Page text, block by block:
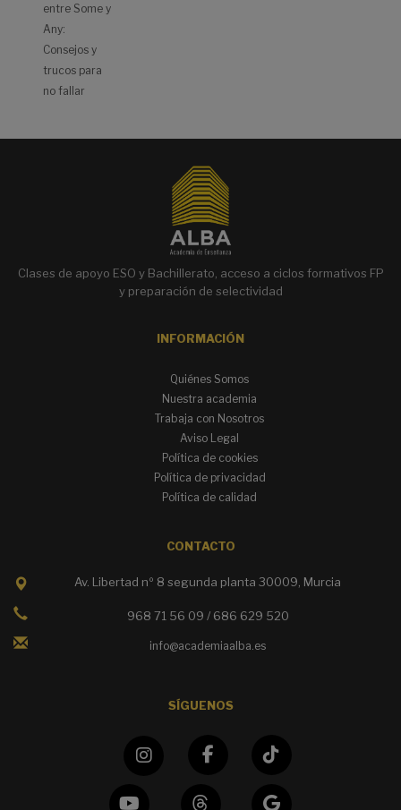
entre Some y
Any:
Consejos y
trucos para
no fallar
Clases de apoyo ESO y Bachillerato, acceso a ciclos formativos FP
y preparación de selectividad
INFORMACIÓN
Quiénes Somos
Nuestra academia
Trabaja con Nosotros
Aviso Legal
Política de cookies
Política de privacidad
Política de calidad
CONTACTO
Av. Libertad nº 8 segunda planta 30009, Murcia
968 71 56 09 / 686 629 520
info@academiaalba.es
SÍGUENOS